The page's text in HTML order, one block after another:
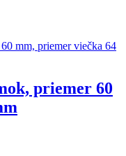
priemer 60